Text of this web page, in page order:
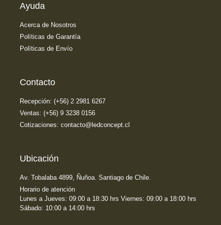
Ayuda
Acerca de Nosotros
Políticas de Garantía
Políticas de Envío
Contacto
Recepción: (+56) 2 2981 6267
Ventas: (+56) 9 3238 0156
Cotizaciones: contacto@ledconcept.cl
Ubicación
Av. Tobalaba 4899, Ñuñoa. Santiago de Chile.
Horario de atención
Lunes a Jueves: 09:00 a 18:30 hrs Viernes: 09:00 a 18:00 hrs
Sábado: 10:00 a 14:00 hrs